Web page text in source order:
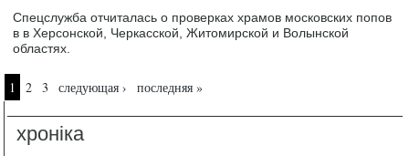
Спецслужба отчиталась о проверках храмов московских попов
в в Херсонской, Черкасской, Житомирской и Волынской
областях.
Страницы
1 2 3 следующая › последняя »
хроніка